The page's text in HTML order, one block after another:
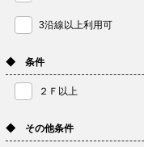
3沿線以上利用可
◆ 条件
２Ｆ以上
◆ その他条件